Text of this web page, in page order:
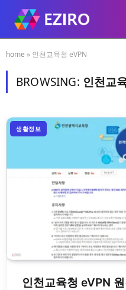
home » 인천교육청 eVPN
BROWSING: 인천교
생활정보
인천교육청 eVPN